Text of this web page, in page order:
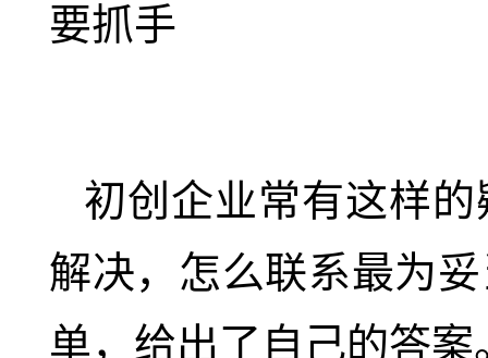
要抓手
初创企业常有这样
解决，怎么联系最为
单，给出了自己的答案